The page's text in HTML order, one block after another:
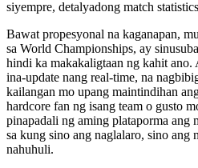
siyempre, detalyadong match
Bawat propesyonal na kaganapan,
sa World Championships, ay
hindi ka makakaligtaan ng kahit ano.
ina-update nang real-time, na
kailangan mo upang maintindihan
hardcore fan ng isang team o gusto
pinapadali ng aming plataporma ang
sa kung sino ang naglalaro, sino ang
nahuhuli.